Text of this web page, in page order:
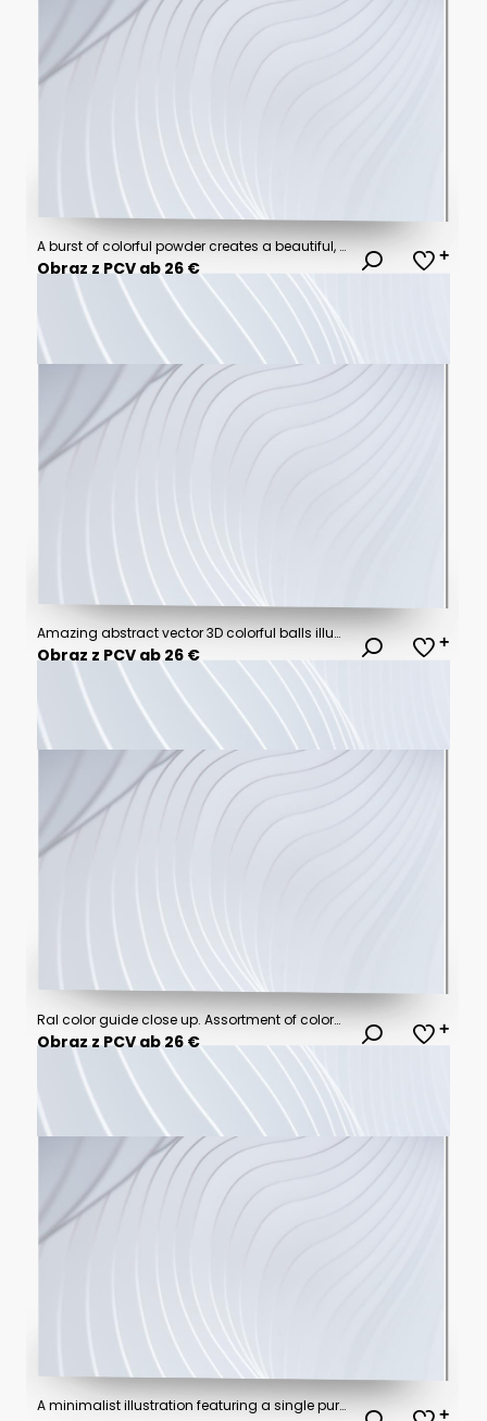
A burst of colorful powder creates a beautiful, vivid display against a bright white background, A photo of colorful bright rainbow holi paint color powder explosion isolated on white background.
Obraz z PCV ab 26 €
Amazing abstract vector 3D colorful balls illustration template for poster, flyer, magazine, journal, brochure, book cover. Corporate web site landing page minimal background and banner design layout.
Obraz z PCV ab 26 €
Ral color guide close up. Assortment of colors for design.
Obraz z PCV ab 26 €
A minimalist illustration featuring a single purple wave line, perfect for adding a touch of elegance to your design.